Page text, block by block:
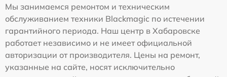
Мы занимаемся ремонтом и техническим
обслуживанием техники Blackmagic по истечении
гарантийного периода. Наш центр в Хабаровске
работает независимо и не имеет официальной
авторизации от производителя. Цены на ремонт,
указанные на сайте, носят исключительно